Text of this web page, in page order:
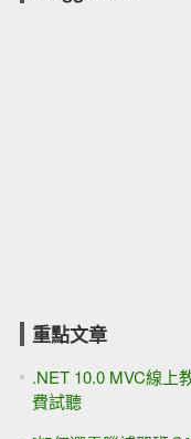
重點文章
.NET 10.0 MVC線上
費試聽